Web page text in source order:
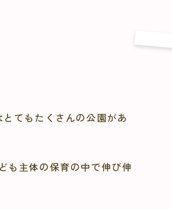
てもたくさんの公園があ
も主体の保育の中で伸び伸